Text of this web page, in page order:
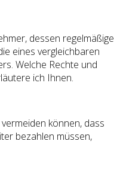
dessen regelmäßige
eines vergleichbaren
Welche Rechte und
ich Ihnen.
können, dass
bezahlen müssen,